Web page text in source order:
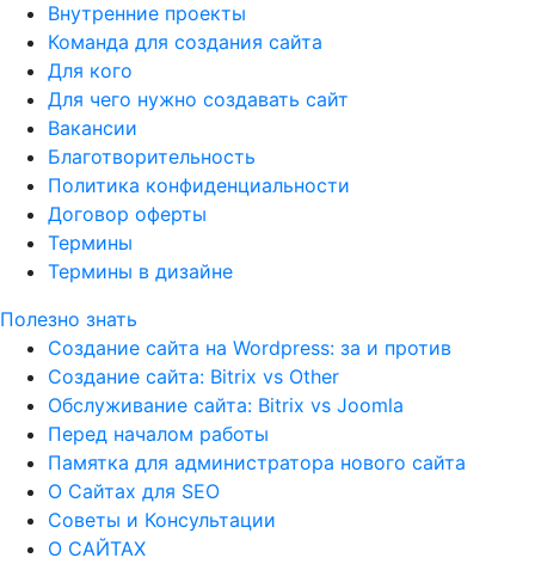
Внутренние проекты
Команда для создания сайта
Для кого
Для чего нужно создавать сайт
Вакансии
Благотворительность
Политика конфиденциальности
Договор оферты
Термины
Термины в дизайне
Полезно знать
Создание сайта на Wordpress: за и против
Создание сайта: Bitrix vs Other
Обслуживание сайта: Bitrix vs Joomla
Перед началом работы
Памятка для администратора нового сайта
О Сайтах для SEO
Советы и Консультации
О САЙТАХ